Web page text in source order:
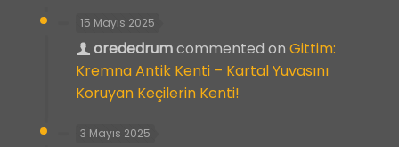
15 Mayıs 2025
orededrumcommented on Gittim:
Kremna Antik Kenti – Kartal Yuvasını
Koruyan Keçilerin Kenti!
3 Mayıs 2025